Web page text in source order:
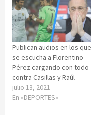
Publican audios en los que
se escucha a Florentino
Pérez cargando con todo
contra Casillas y Raúl
julio 13, 2021
En «DEPORTES»